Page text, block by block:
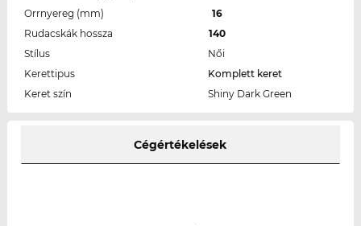
Orrnyereg (mm)
16
Rudacskák hossza
140
Stílus
Női
Kerettipus
Komplett keret
Keret szín
Shiny Dark Green
Cégértékelések